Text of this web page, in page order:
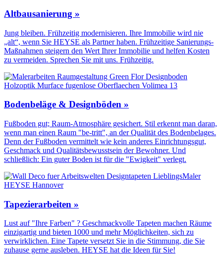
Altbausanierung »
Jung bleiben. Frühzeitig modernisieren. Ihre Immobilie wird nie
„alt“, wenn Sie HEYSE als Partner haben. Frühzeitige Sanierungs-
Maßnahmen steigern den Wert Ihrer Immobilie und helfen Kosten
zu vermeiden. Sprechen Sie mit uns. Frühzeitig.
Bodenbeläge & Designböden »
Fußboden gut; Raum-Atmosphäre gesichert. Stil erkennt man daran,
wenn man einen Raum "be-tritt", an der Qualität des Boden­belages.
Denn der Fuß­boden vermittelt wie kein anderes Einrichtungs­gut,
Geschmack und Qualitäts­bewusstsein der Bewohner. Und
schließlich: Ein guter Boden ist für die "Ewigkeit" verlegt.
Tapezierarbeiten »
Lust auf "Ihre Farben" ? Geschmackvolle Tapeten machen Räume
einzigartig und bieten 1000 und mehr Möglichkeiten, sich zu
verwirklichen. Eine Tapete versetzt Sie in die Stimmung, die Sie
zuhause gerne ausleben. HEYSE hat die Ideen für Sie!